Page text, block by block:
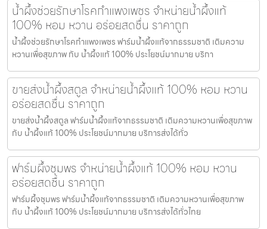
น้ำผึ้งช่วยรักษาโรคกำแพงเพชร จำหน่ายน้ำผึ้งแท้
100% หอม หวาน อร่อยสดชื่น ราคาถูก
น้ำผึ้งช่วยรักษาโรคกำแพงเพชร ฟาร์มน้ำผึ้งแท้จากธรรมชาติ เติมความ
หวานเพื่อสุขภาพ กับ น้ำผึ้งแท้ 100% ประโยชน์มากมาย บริกา
ขายส่งน้ำผึ้งสตูล จำหน่ายน้ำผึ้งแท้ 100% หอม หวาน
อร่อยสดชื่น ราคาถูก
ขายส่งน้ำผึ้งสตูล ฟาร์มน้ำผึ้งแท้จากธรรมชาติ เติมความหวานเพื่อสุขภาพ
กับ น้ำผึ้งแท้ 100% ประโยชน์มากมาย บริการส่งได้ทั่ว
ฟาร์มผึ้งชุมพร จำหน่ายน้ำผึ้งแท้ 100% หอม หวาน
อร่อยสดชื่น ราคาถูก
ฟาร์มผึ้งชุมพร ฟาร์มน้ำผึ้งแท้จากธรรมชาติ เติมความหวานเพื่อสุขภาพ
กับ น้ำผึ้งแท้ 100% ประโยชน์มากมาย บริการส่งได้ทั่วไทย